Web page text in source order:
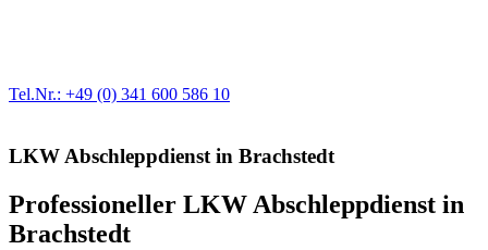
Tel.Nr.: +49 (0) 341 600 586 10
LKW Abschleppdienst in Brachstedt
Professioneller LKW Abschleppdienst in
Brachstedt